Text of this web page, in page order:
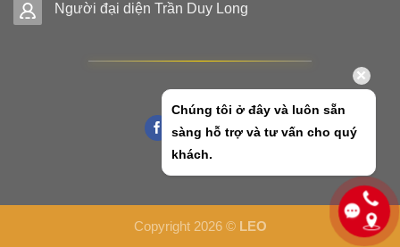
Người đại diện Trần Duy Long
Copyright 2026 © LEO
Chúng tôi ở đây và luôn sẵn
sàng hỗ trợ và tư vấn cho quý
khách.